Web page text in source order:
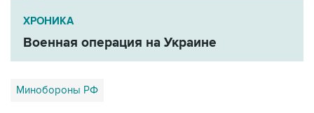
ХРОНИКА
Военная операция на Украине
Минобороны РФ